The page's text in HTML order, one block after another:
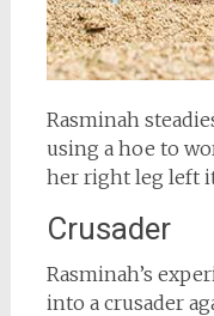
Rasminah
using a hoe to
her right leg left
Crusader
Rasminah’s
into a crusader